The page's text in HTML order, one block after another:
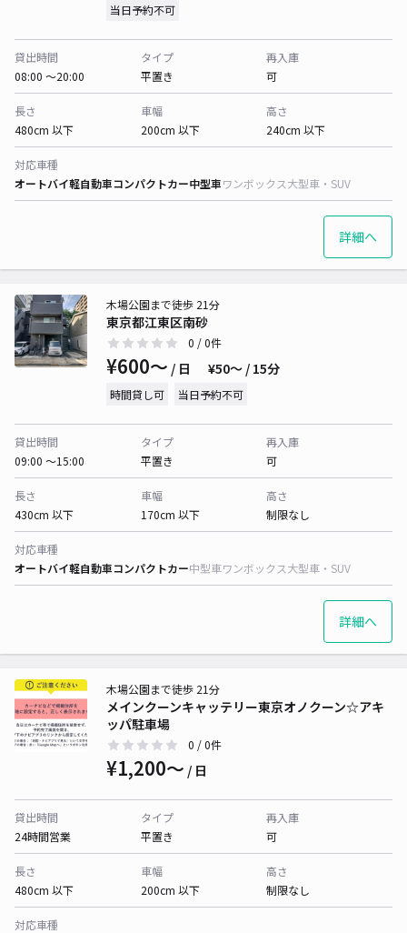
当日予約不可
貸出時間
08:00 〜20:00
タイプ
平置き
再入庫
可
長さ
480cm 以下
車幅
200cm 以下
高さ
240cm 以下
対応車種
オートバイ軽自動車コンパクトカー中型車ワンボックス大型車・SUV
詳細へ
東京都江東区南砂
木場公園まで徒歩 21分
0 / 0件
¥600〜 / 日 ¥50〜 / 15分
時間貸し可 当日予約不可
貸出時間
09:00 〜15:00
タイプ
平置き
再入庫
可
長さ
430cm 以下
車幅
170cm 以下
高さ
制限なし
対応車種
オートバイ軽自動車コンパクトカー中型車ワンボックス大型車・SUV
詳細へ
メインクーンキャッテリー東京オノクーン☆アキ
ッパ駐車場
木場公園まで徒歩 21分
0 / 0件
¥1,200〜 / 日
貸出時間
24時間営業
タイプ
平置き
再入庫
可
長さ
480cm 以下
車幅
200cm 以下
高さ
制限なし
対応車種